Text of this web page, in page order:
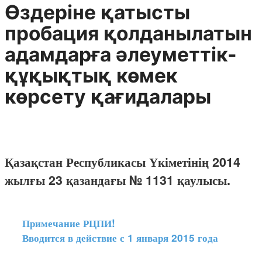
Өздеріне қатысты
пробация қолданылатын
адамдарға әлеуметтік-
құқықтық көмек
көрсету қағидалары
Қазақстан Республикасы Үкіметінің 2014
жылғы 23 қазандағы № 1131 қаулысы.
Примечание РЦПИ!
Вводится в действие с 1 января 2015 года